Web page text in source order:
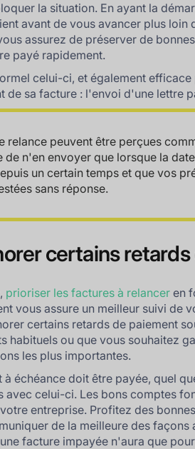
la situation. En ayant la
avant de vous avancer plus loin
assurez de préserver de
payé rapidement.
celui-ci, et également
de sa facture : l'envoi d'une lettre
relance peuvent être perçues
de n'en envoyer que lorsque la
un certain temps et que vos
sans réponse.
certains
prioriser les factures à relancer en
vous assure un meilleur suivi de
certains retards de paiement
habituels ou que vous souhaitez
les plus importantes.
échéance doit être payée, quel
avec celui-ci. Les bons comptes
entreprise. Profitez des
de la meilleure des façons
facture impayée n'aura que